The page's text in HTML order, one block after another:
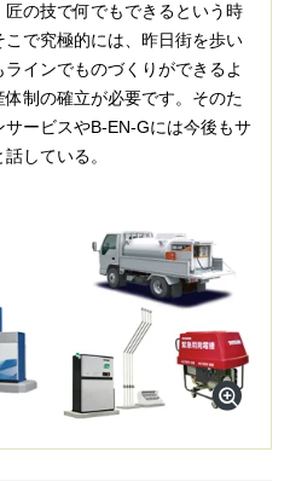
の技で何でもできるという時
で究極的には、昨日街を歩い
インでものづくりができるよ
制の確立が必要です。そのた
ービスやB-EN-Gには今後もサ
している。